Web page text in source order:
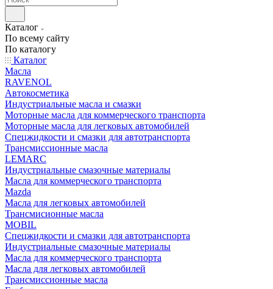
Каталог
По всему сайту
По каталогу
Каталог
Масла
RAVENOL
Автокосметика
Индустриальные масла и смазки
Моторные масла для коммерческого транспорта
Моторные масла для легковых автомобилей
Спецжидкости и смазки для автотранспорта
Трансмиссионные масла
LEMARC
Индустриальные смазочные материалы
Масла для коммерческого транспорта
Mazda
Масла для легковых автомобилей
Трансмисионные масла
MOBIL
Cпецжидкости и смазки для автотранспорта
Индустриальные смазочные материалы
Масла для коммерческого транспорта
Масла для легковых автомобилей
Трансмиссионные масла